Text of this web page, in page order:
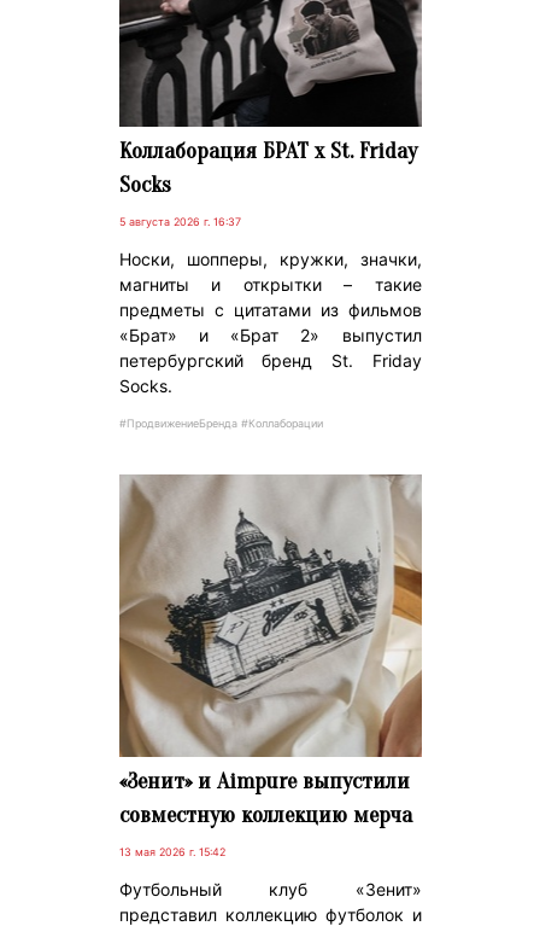
Коллаборация БРАТ x St. Friday
Socks
5 августа 2026 г. 16:37
Носки, шопперы, кружки, значки,
магниты и открытки – такие
предметы с цитатами из фильмов
«Брат» и «Брат 2» выпустил
петербургский бренд St. Friday
Socks.
#ПродвижениеБренда #Коллаборации
«Зенит» и Aimpure выпустили
совместную коллекцию мерча
13 мая 2026 г. 15:42
Футбольный клуб «Зенит»
представил коллекцию футболок и